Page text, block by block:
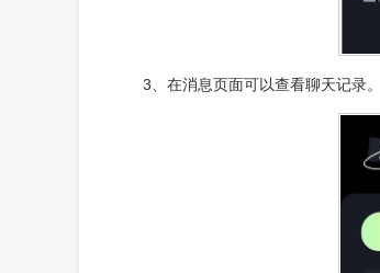
3、在消息页面可以查看聊天记录。